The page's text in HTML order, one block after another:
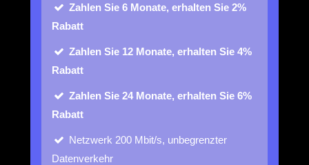
Zahlen Sie 6 Monate, erhalten Sie 2%
Rabatt
Zahlen Sie 12 Monate, erhalten Sie 4%
Rabatt
Zahlen Sie 24 Monate, erhalten Sie 6%
Rabatt
Netzwerk 200 Mbit/s, unbegrenzter
Datenverkehr